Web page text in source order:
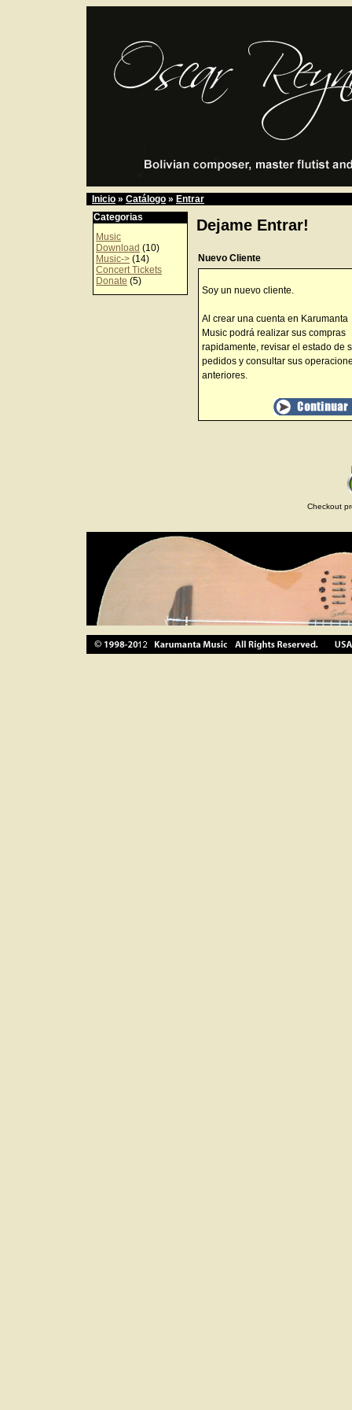
Inicio » Catálogo » Entrar
Categorias
Music
Download (10)
Music-> (14)
Concert Tickets
Donate (5)
Dejame Entrar!
Nuevo Cliente
Soy un nuevo cliente.
Al crear una cuenta en Karumanta
Music podrá realizar sus compras
rapidamente, revisar el estado de
pedidos y consultar sus
anteriores.
Checkout